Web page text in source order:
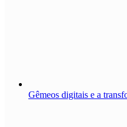
Gêmeos digitais e a